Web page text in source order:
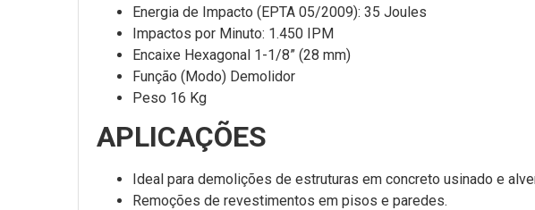
Energia de Impacto (EPTA 05/2009): 35 Joules
Impactos por Minuto: 1.450 IPM
Encaixe Hexagonal 1-1/8” (28 mm)
Função (Modo) Demolidor
Peso 16 Kg
APLICAÇÕES
Ideal para demolições de estruturas em concreto usinado e
Remoções de revestimentos em pisos e paredes.